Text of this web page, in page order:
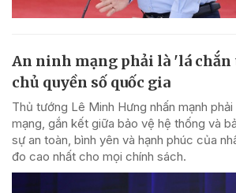
An ninh mạng phải là 'lá chắn
chủ quyền số quốc gia
Thủ tướng Lê Minh Hưng nhấn mạnh phải
mạng, gắn kết giữa bảo vệ hệ thống và
sự an toàn, bình yên và hạnh phúc của
đo cao nhất cho mọi chính sách.